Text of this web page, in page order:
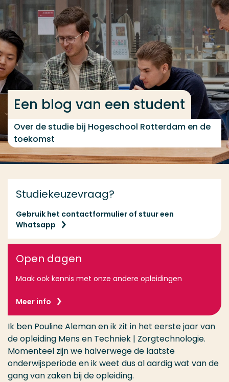
Ga direct naar de content
... > Zorgtechnologie voltijd
Een blog van een student
Over de studie bij Hogeschool Rotterdam en de
toekomst
Studiekeuzevraag?
Gebruik het contactformulier of stuur een
Whatsapp
Open dagen
Maak ook kennis met onze andere opleidingen
Meer info
Ik ben Pouline Aleman en ik zit in het eerste jaar van
de opleiding Mens en Techniek | Zorgtechnologie.
Momenteel zijn we halverwege de laatste
onderwijsperiode en ik weet dus al aardig wat van de
gang van zaken bij de opleiding.
Veel gezocht
Opleiding
Contact